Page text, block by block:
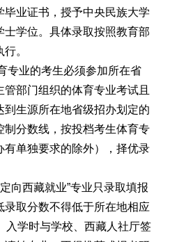
业证书，授予中央民族大学
学位。具体录取按照教育部
。
业的考生必须参加所在省
管部门组织的体育专业考试且
到生源所在地省级招办划定的
分数线，按投档考生体育专
有单独要求的除外），择优录
西藏就业”专业只录取填报
取分数不得低于所在地相应
入学时与学校、西藏人社厅签